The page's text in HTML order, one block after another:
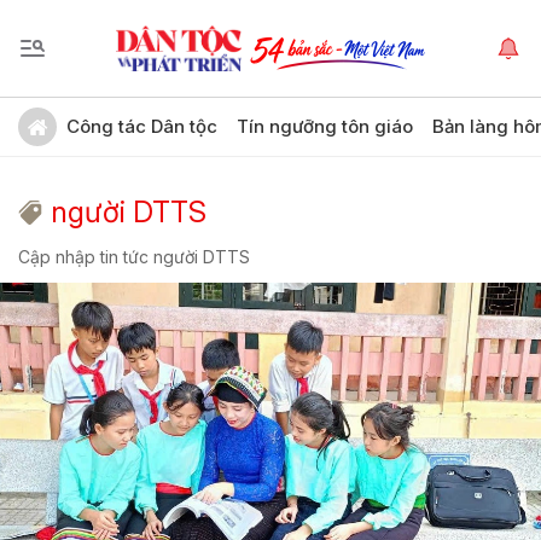
Công tác Dân tộc Tín ngưỡng tôn giáo Bản làng
người DTTS
Cập nhập tin tức người DTTS